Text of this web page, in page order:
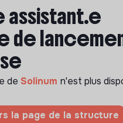
assistant.e
de
de Solinum n'est plus
la page de la structure